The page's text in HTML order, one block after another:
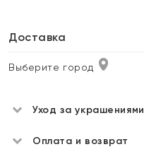
Доставка
Выберите город
Уход за украшениями
Оплата и возврат